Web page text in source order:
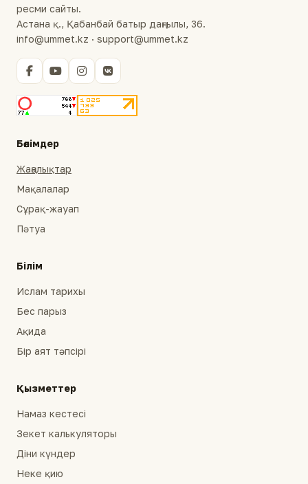
ресми сайты.
Астана қ., Қабанбай батыр даңғылы, 36.
info@ummet.kz · support@ummet.kz
Бөлімдер
Жаңалықтар
Мақалалар
Сұрақ-жауап
Пәтуа
Білім
Ислам тарихы
Бес парыз
Ақида
Бір аят тәпсірі
Қызметтер
Намаз кестесі
Зекет калькуляторы
Діни күндер
Неке қию